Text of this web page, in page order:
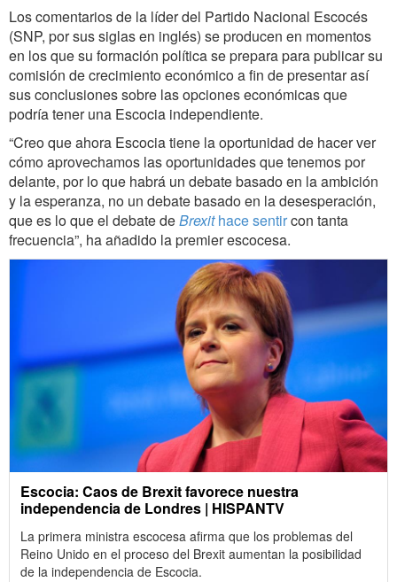
Los comentarios de la líder del Partido Nacional Escocés
(SNP, por sus siglas en inglés) se producen en momentos
en los que su formación política se prepara para publicar su
comisión de crecimiento económico a fin de presentar así
sus conclusiones sobre las opciones económicas que
podría tener una Escocia independiente.
“Creo que ahora Escocia tiene la oportunidad de hacer ver
cómo aprovechamos las oportunidades que tenemos por
delante, por lo que habrá un debate basado en la ambición
y la esperanza, no un debate basado en la desesperación,
que es lo que el debate deBrexithace sentircon tanta
frecuencia”, ha añadido la premier escocesa.
Escocia: Caos de Brexit favorece nuestra
independencia de Londres | HISPANTV
La primera ministra escocesa afirma que los problemas del
Reino Unido en el proceso del Brexit aumentan la posibilidad
de la independencia de Escocia.